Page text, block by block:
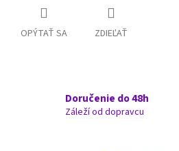
OPÝTAŤ SA ZDIEĽAŤ
Doručenie do 48h
Záleží od dopravcu